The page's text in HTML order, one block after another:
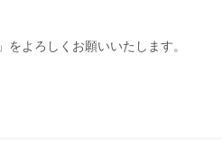
よろしくお願いいたします。